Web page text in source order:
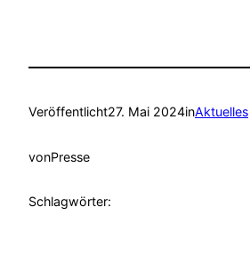
Veröffentlicht27. Mai 2024inAktuelles
vonPresse
Schlagwörter: